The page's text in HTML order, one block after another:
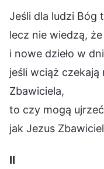
Jeśli dla ludzi Bóg
lecz nie wiedzą,
i nowe dzieło w
jeśli wciąż czekają
Zbawiciela,
to czy mogą
jak Jezus
Ⅱ